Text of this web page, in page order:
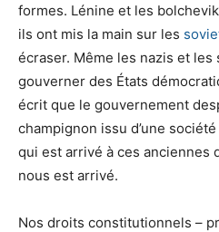
formes. Lénine et les
ils ont mis la main sur les
écraser. Même les nazis et
gouverner des États
écrit que le gouvernement
champignon issu d’une
qui est arrivé à ces anciennes
nous est arrivé.
Nos droits constitutionnels –